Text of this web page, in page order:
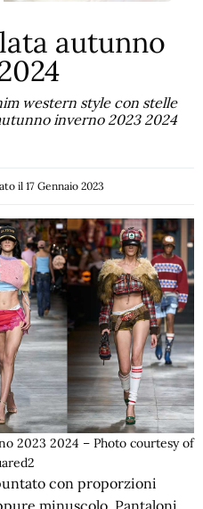
autunno
western style con stelle
inverno 2023 2024
il 17 Gennaio 2023
2023 2024 – Photo courtesy of
con proporzioni
minuscolo. Pantaloni